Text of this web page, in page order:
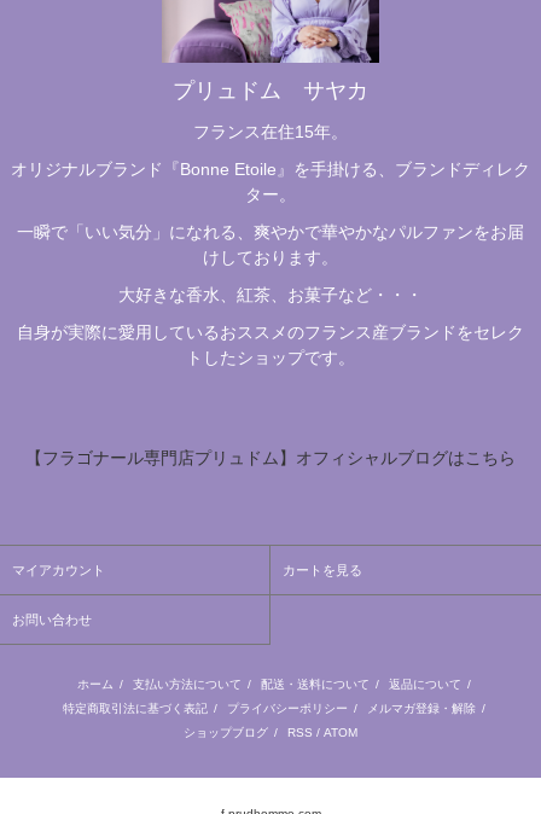
プリュドム サヤカ
フランス在住15年。
オリジナルブランド『Bonne Etoile』を手掛ける、ブランドディレク
ター。
一瞬で「いい気分」になれる、爽やかで華やかなパルファンをお届
けしております。
大好きな香水、紅茶、お菓子など・・・
自身が実際に愛用しているおススメのフランス産ブランドをセレク
トしたショップです。
【フラゴナール専門店プリュドム】オフィシャルブログはこちら
マイアカウント カートを見る
お問い合わせ
ホーム / 支払い方法について / 配送・送料について / 返品について /
特定商取引法に基づく表記 / プライバシーポリシー / メルマガ登録・解除 /
ショップブログ / RSS / ATOM